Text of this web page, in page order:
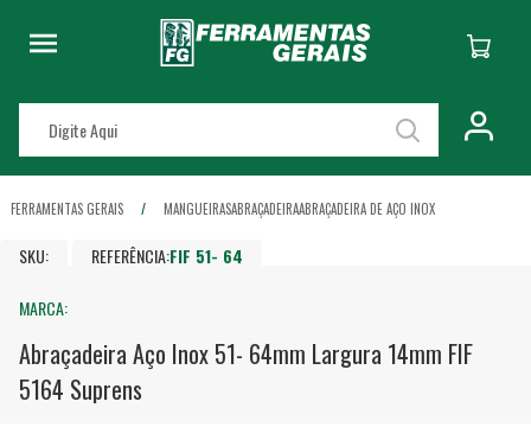
FERRAMENTAS GERAIS MANGUEIRASABRAÇADEIRAABRAÇADEIRA DE AÇO INOX
SKU: REFERÊNCIA:FIF 51- 64
MARCA:
Abraçadeira Aço Inox 51- 64mm Largura 14mm FIF
5164 Suprens